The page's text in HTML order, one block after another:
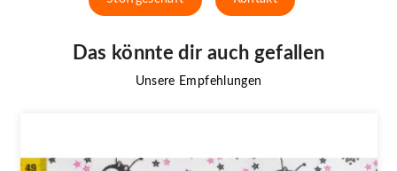
Das könnte dir auch gefallen
Unsere Empfehlungen